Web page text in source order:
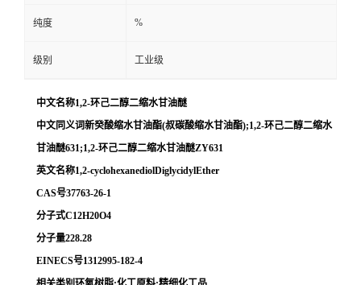
纯度 %
级别 工业级
中文名称1,2-环己二醇二缩水甘油醚
中文同义词新癸酸缩水甘油酯(叔碳酸缩水甘油酯);1,2-环己二醇二缩水
甘油醚631;1,2-环己二醇二缩水甘油醚ZY631
英文名称1,2-cyclohexanediolDiglycidylEther
CAS号37763-26-1
分子式C12H20O4
分子量228.28
EINECS号1312995-182-4